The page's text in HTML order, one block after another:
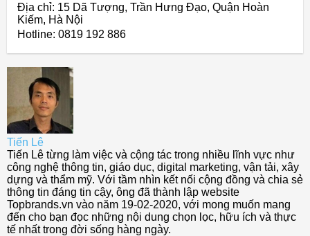
Địa chỉ: 15 Dã Tượng, Trần Hưng Đạo, Quận Hoàn
Kiếm, Hà Nội
Hotline: 0819 192 886
Tiến Lê
Tiến Lê từng làm việc và cộng tác trong nhiều lĩnh vực như
công nghệ thông tin, giáo dục, digital marketing, vận tải, xây
dựng và thẩm mỹ. Với tầm nhìn kết nối cộng đồng và chia sẻ
thông tin đáng tin cậy, ông đã thành lập website
Topbrands.vn vào năm 19-02-2020, với mong muốn mang
đến cho bạn đọc những nội dung chọn lọc, hữu ích và thực
tế nhất trong đời sống hàng ngày.